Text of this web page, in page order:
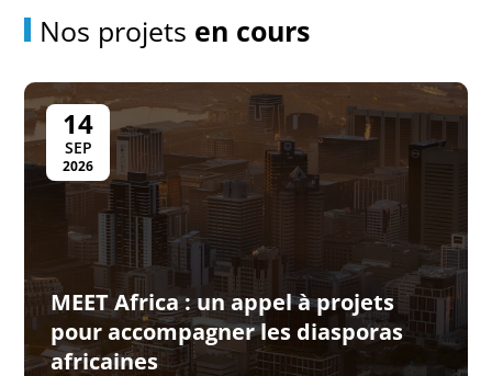
Nos projets en cours
14
SEP
2026
MEET Africa : un appel à projets
pour accompagner les diasporas
africaines